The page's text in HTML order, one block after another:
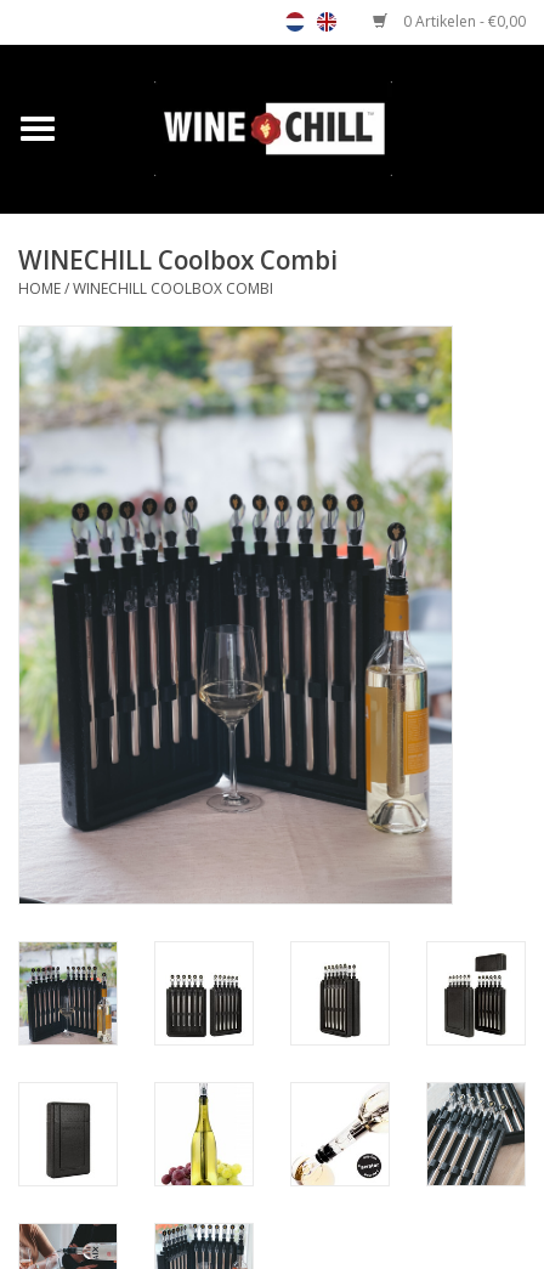
0 Artikelen - €0,00
Home
Relatiegeschenken
Horeca wijnkoeler
Verkooppunten
Contact
WINECHILL Coolbox Combi
HOME/WINECHILL COOLBOX COMBI